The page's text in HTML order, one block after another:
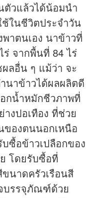
ตัวแล้วได้น้อมนำ
ในชีวิตประจำวัน
พาตนเอง นาข้าวที่
จากพื้นที่ 84 ไร่
ลอื่น ๆ แม้ว่า จะ
นาข้าวได้ผลผลิตดี
กน้ำหมักชีวภาพที่
งปอเทือง ที่ช่วย
ของตนนอกเหนือ
ซื้อข้าวเปลือกของ
โดยรับซื้อที่
ขนาดครัวเรือนสี
บรรจุภัณฑ์ด้วย